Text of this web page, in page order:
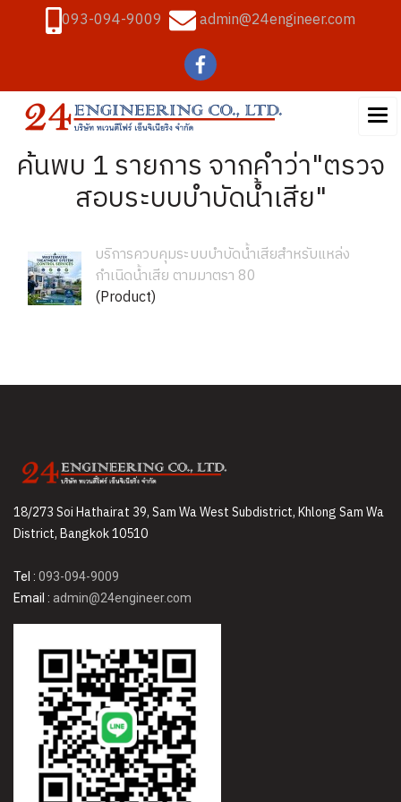
093-094-9009 admin@24engineer.com
ค้นพบ 1 รายการ จากคำว่า"ตรวจ
สอบระบบบำบัดน้ำเสีย"
บริการควบคุมระบบบำบัดน้ำเสียสำหรับแหล่ง
กำเนิดน้ำเสีย ตามมาตรา 80
(Product)
18/273 Soi Hathairat 39, Sam Wa West Subdistrict, Khlong Sam Wa
District, Bangkok 10510
Tel : 093-094-9009
Email : admin@24engineer.com